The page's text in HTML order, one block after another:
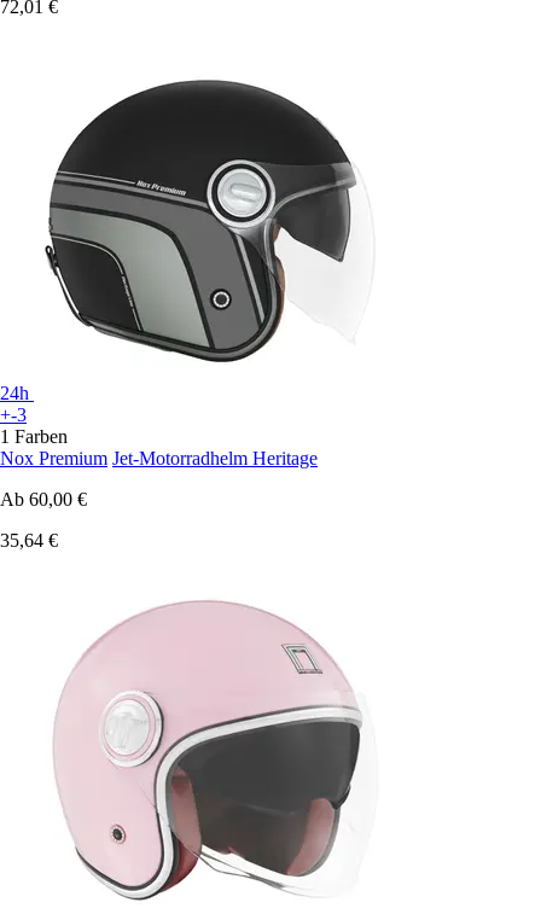
72,01 €
24h
+-3
1 Farben
Nox Premium Jet-Motorradhelm Heritage
Ab 60,00 €
35,64 €